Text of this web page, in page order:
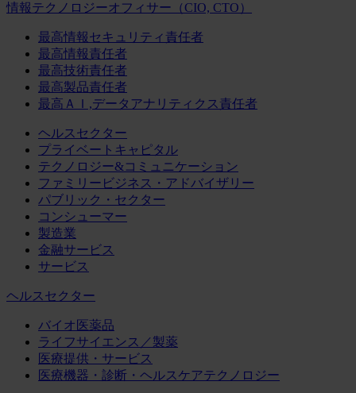
情報テクノロジーオフィサー（CIO, CTO）
最高情報セキュリティ責任者
最高情報責任者
最高技術責任者
最高製品責任者
最高ＡＩ,データアナリティクス責任者
ヘルスセクター
プライベートキャピタル
テクノロジー&コミュニケーション
ファミリービジネス・アドバイザリー
パブリック・セクター
コンシューマー
製造業
金融サービス
サービス
ヘルスセクター
バイオ医薬品
ライフサイエンス／製薬
医療提供・サービス
医療機器・診断・ヘルスケアテクノロジー